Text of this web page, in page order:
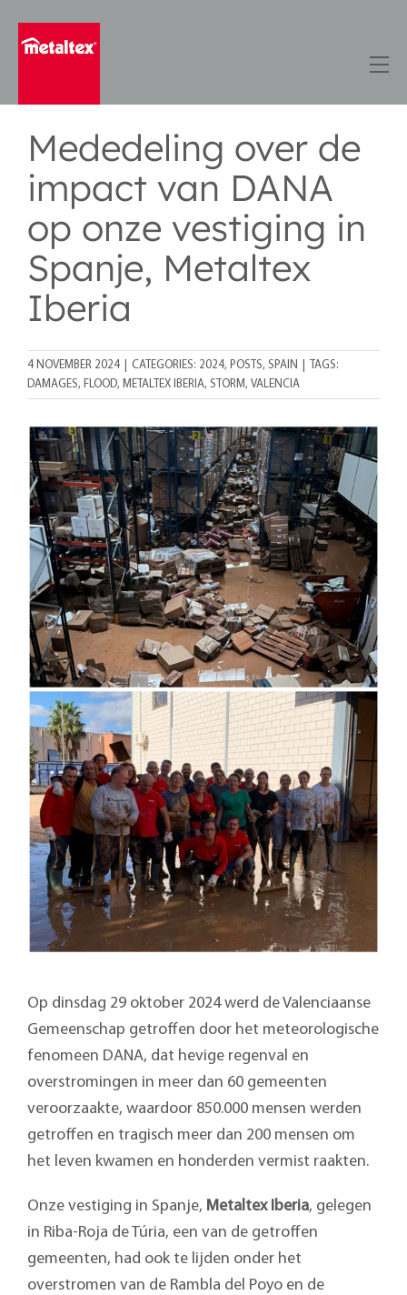
Mededeling over de
impact van DANA
op onze vestiging in
Spanje, Metaltex
Iberia
4 NOVEMBER 2024 CATEGORIES: 2024, POSTS, SPAIN
TAGS:
DAMAGES, FLOOD, METALTEX IBERIA, STORM, VALENCIA
Op dinsdag 29 oktober 2024 werd de Valenciaanse
Gemeenschap getroffen door het meteorologische
fenomeen DANA, dat hevige regenval en
overstromingen in meer dan 60 gemeenten
veroorzaakte, waardoor 850.000 mensen werden
getroffen en tragisch meer dan 200 mensen om
het leven kwamen en honderden vermist raakten.
Onze vestiging in Spanje, Metaltex Iberia, gelegen
in Riba-Roja de Túria, een van de getroffen
gemeenten, had ook te lijden onder het
overstromen van de Rambla del Poyo en de